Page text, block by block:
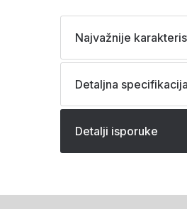
Najvažnije
Detaljna specifikacija
Detalji isporuke